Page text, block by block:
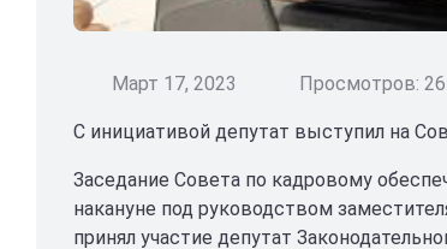
Март 17, 2023 Просмотров:
С инициативой депутат выступил на
Заседание Совета по кадровому
накануне под руководством
принял участие депутат